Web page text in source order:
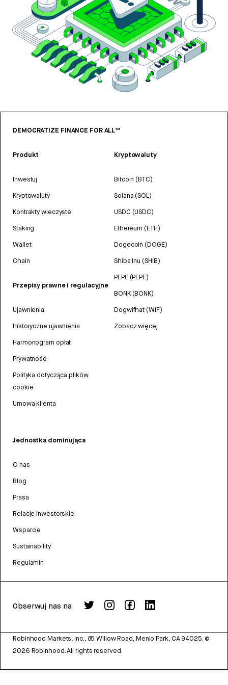
DEMOCRATIZE FINANCE FOR ALL™
Produkt
Inwestuj
Kryptowaluty
Kontrakty wieczyste
Staking
Wallet
Chain
Przepisy prawne i regulacyjne
Ujawnienia
Historyczne ujawnienia
Harmonogram opłat
Prywatność
Polityka dotycząca plików
cookie
Umowa klienta
Kryptowaluty
Bitcoin (BTC)
Solana (SOL)
USDC (USDC)
Ethereum (ETH)
Dogecoin (DOGE)
Shiba Inu (SHIB)
PEPE (PEPE)
BONK (BONK)
Dogwifhat (WIF)
Zobacz więcej
Jednostka dominująca
O nas
Blog
Prasa
Relacje inwestorskie
Wsparcie
Sustainability
Regulamin
Obserwuj nas na
Robinhood Markets, Inc., 85 Willow Road, Menlo Park, CA 94025. ©
2026 Robinhood. All rights reserved.